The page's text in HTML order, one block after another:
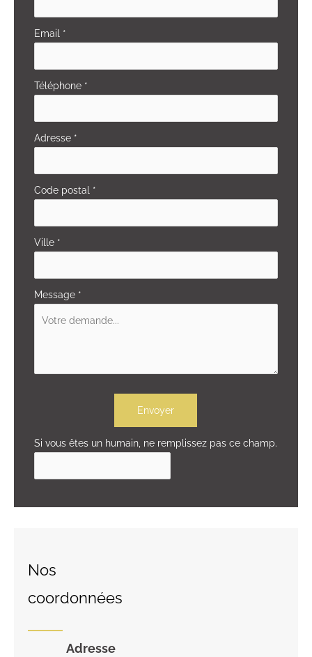
Email *
Téléphone *
Adresse *
Code postal *
Ville *
Message *
Envoyer
Si vous êtes un humain, ne remplissez pas ce champ.
Nos
coordonnées
Adresse